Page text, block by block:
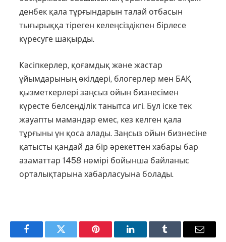
денбек қала тұрғындарын талай от­басын
тығырыққа тіреген келеңсіз­дікпен бірлесе
күресуге шақырды.
Кәсіпкерлер, қоғамдық және жастар
ұйымдарының өкілдері, блогерлер мен БАҚ
қызметкерлері заңсыз ойын бизнесімен
күресте белсенділік танытса игі. Бұл іске тек
жауапты мамандар емес, кез келген қала
тұрғыны үн қоса алады. Заңсыз ойын бизнесіне
қатысты қандай да бір әрекеттен хабары бар
азаматтар 1458 нөмірі бойынша байланыс
орталықтарына хабарласуына болады.
FacebookTwitter Pinterest LinkedInTumblr Email